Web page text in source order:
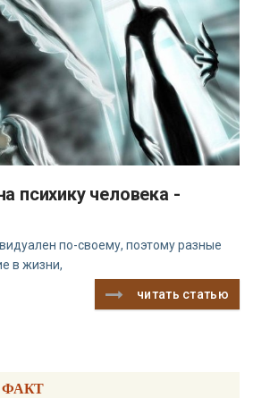
психику человека -
по-своему, поэтому разные
в жизни,
читать статью